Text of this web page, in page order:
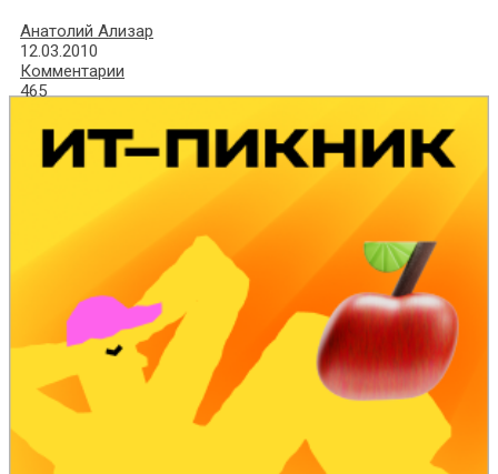
Анатолий Ализар
12.03.2010
Комментарии
465